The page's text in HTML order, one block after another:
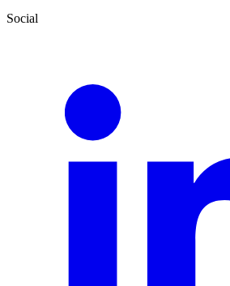
Social